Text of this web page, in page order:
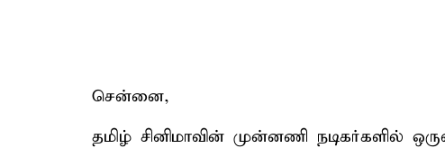
சென்னை,
தமிழ் சினிமாவின் முன்னணி நடிகர்களில்